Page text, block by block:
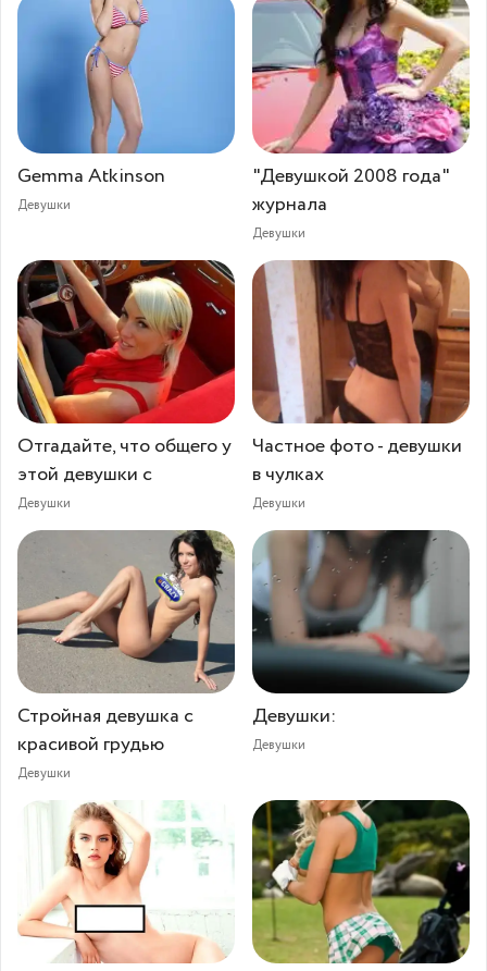
Gemma Atkinson
Девушки
"Девушкой 2008 года"
журнала
Девушки
Отгадайте, что общего у
этой девушки с
Девушки
Частное фото - девушки
в чулках
Девушки
Стройная девушка с
красивой грудью
Девушки
Девушки:
Девушки